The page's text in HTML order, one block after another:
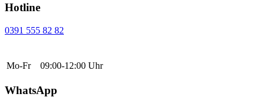
Hotline
0391 555 82 82
Mo-Fr 09:00-12:00 Uhr
WhatsApp